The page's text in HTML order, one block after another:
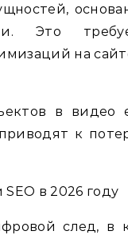
Это
на
в видео
к
в 2026 году
след, в